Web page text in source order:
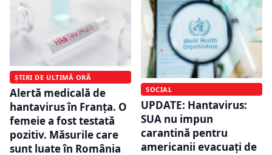
ȘTIRI DE ULTIMĂ ORĂ
Alertă medicală de
hantavirus în Franța. O
femeie a fost testată
pozitiv. Măsurile care
sunt luate în România
SOCIAL
UPDATE: Hantavirus:
SUA nu impun
carantină pentru
americanii evacuați de